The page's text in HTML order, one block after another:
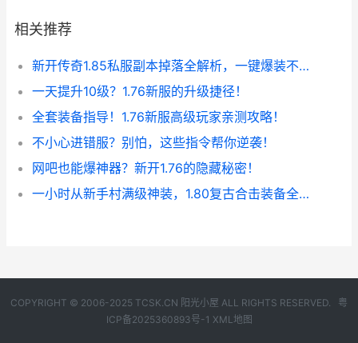
相关推荐
新开传奇1.85私服副本掉落全解析，一键爆装不是梦！
一天提升10级？1.76新服的升级捷径！
全套装备指导！1.76新服高级玩家亲测攻略！
不小心进错服？别怕，这些指令帮你逆袭！
网吧也能爆神器？新开1.76的隐藏秘密！
一小时从新手村满级神装，1.80复古合击装备全爆！
COPYRIGHT © 2006-2025 TCSK.CN 阳光小屋 ALL RIGHTS RESERVED. 粤
ICP备2025360893号-1 XML地图